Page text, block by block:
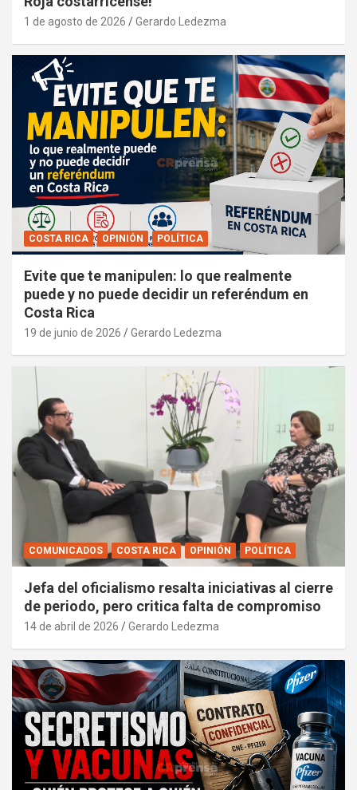
1 de agosto de 2026 Gerardo Ledezma
COSTA RICA OPINIÓN POLÍTICA
Evite que te manipulen: lo que realmente
puede y no puede decidir un referéndum en
Costa Rica
19 de junio de 2026 Gerardo Ledezma
COMUNICADOS COSTA RICA OPINIÓN POLÍTICA
Jefa del oficialismo resalta iniciativas al cierre
de periodo, pero critica falta de compromiso
14 de abril de 2026 Gerardo Ledezma